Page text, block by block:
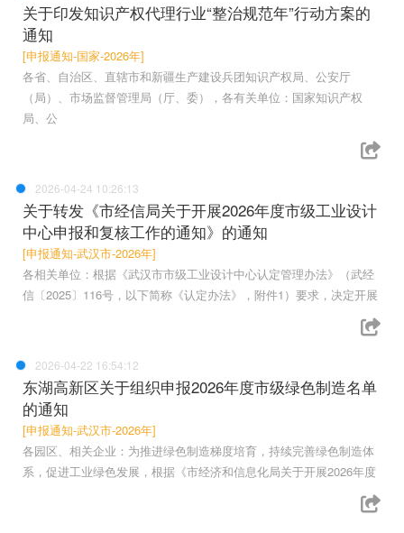
关于印发知识产权代理行业“整治规范年”行动方案的
通知
[申报通知-国家-2026年]
各省、自治区、直辖市和新疆生产建设兵团知识产权局、公安厅
（局）、市场监督管理局（厅、委），各有关单位：国家知识产权
局、公
2026-04-24 10:26:13
关于转发《市经信局关于开展2026年度市级工业设计
中心申报和复核工作的通知》的通知
[申报通知-武汉市-2026年]
各相关单位：根据《武汉市市级工业设计中心认定管理办法》（武经
信〔2025〕116号，以下简称《认定办法》，附件1）要求，决定开展
2026-04-22 16:54:12
东湖高新区关于组织申报2026年度市级绿色制造名单
的通知
[申报通知-武汉市-2026年]
各园区、相关企业：为推进绿色制造梯度培育，持续完善绿色制造体
系，促进工业绿色发展，根据《市经济和信息化局关于开展2026年度